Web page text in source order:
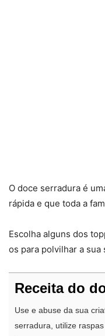
O doce serradura é
rápida e que toda a
Escolha alguns dos
os para polvilhar a sua
Receita do
Use e abuse da sua
serradura, utilize